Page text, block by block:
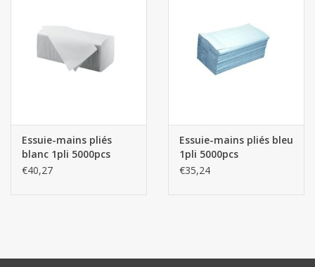
Essuie-mains pliés
blanc 1pli 5000pcs
€40,27
Essuie-mains pliés bleu
1pli 5000pcs
€35,24